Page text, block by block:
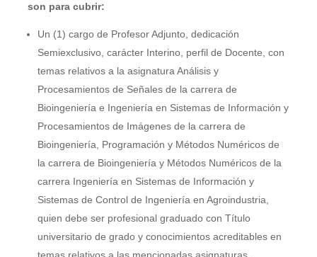
son para cubrir:
Un (1) cargo de Profesor Adjunto, dedicación
Semiexclusivo, carácter Interino, perfil de Docente, con
temas relativos a la asignatura Análisis y
Procesamientos de Señales de la carrera de
Bioingeniería e Ingeniería en Sistemas de Información y
Procesamientos de Imágenes de la carrera de
Bioingeniería, Programación y Métodos Numéricos de
la carrera de Bioingeniería y Métodos Numéricos de la
carrera Ingeniería en Sistemas de Información y
Sistemas de Control de Ingeniería en Agroindustria,
quien debe ser profesional graduado con Título
universitario de grado y conocimientos acreditables en
temas relativos a las mencionadas asignaturas.